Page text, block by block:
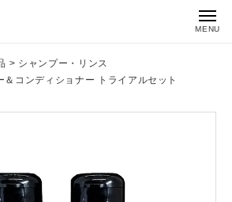
MENU
シャンプー・リンス
＆コンディショナー トライアルセット